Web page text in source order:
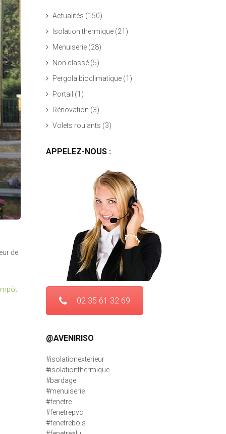
de
Actualités (150)
Isolation thermique (21)
Menuiserie (28)
Non classé (5)
Pergola bioclimatique (1)
Portail (1)
Rénovation (3)
Volets roulants (3)
APPELEZ-NOUS :
02 35 61 32 69
@AVENIRISO
#isolationexterieur
#isolationthermique
#bardage
#menuiserie
#fenetre
#fenetrepvc
#fenetrebois